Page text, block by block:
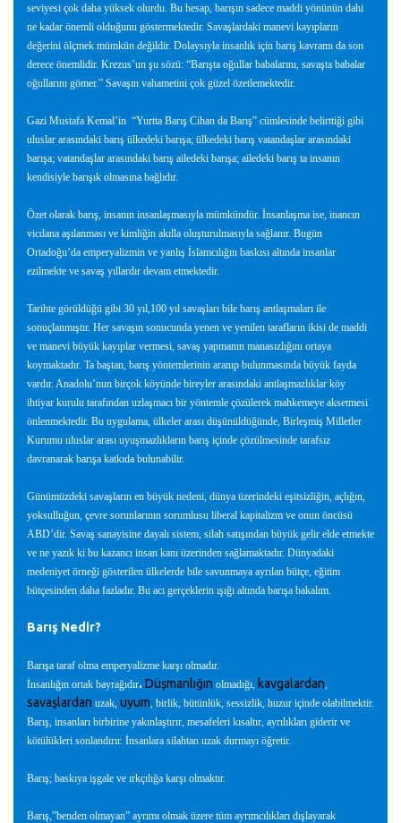
seviyesi çok daha yüksek olurdu. Bu hesap, barışın sadece maddi yönünün dahi
ne kadar önemli olduğunu göstermektedir. Savaşlardaki manevi kayıpların
değerini ölçmek mümkün değildir. Dolaysıyla insanlık için barış kavramı da son
derece önemlidir. Krezus’un şu sözü: “Barışta oğullar babalarını, savaşta babalar
oğullarını gömer.” Savaşın vahametini çok güzel özetlemektedir.
Gazi Mustafa Kemal’in “Yurtta Barış Cihan da Barış” cümlesinde belirttiği gibi
uluslar arasındaki barış ülkedeki barışa; ülkedeki barış vatandaşlar arasındaki
barışa; vatandaşlar arasındaki barış ailedeki barışa; ailedeki barış ta insanın
kendisiyle barışık olmasına bağlıdır.
Özet olarak barış, insanın insanlaşmasıyla mümkündür. İnsanlaşma ise, inancın
vicdana aşılanması ve kimliğin akılla oluşturulmasıyla sağlanır. Bugün
Ortadoğu’da emperyalizmin ve yanlış İslamcılığın baskısı altında insanlar
ezilmekte ve savaş yıllardır devam etmektedir.
Tarihte görüldüğü gibi 30 yıl,100 yıl savaşları bile barış antlaşmaları ile
sonuçlanmıştır. Her savaşın sonucunda yenen ve yenilen tarafların ikisi de maddi
ve manevi büyük kayıplar vermesi, savaş yapmanın manasızlığını ortaya
koymaktadır. Ta baştan, barış yöntemlerinin aranıp bulunmasında büyük fayda
vardır. Anadolu’nun birçok köyünde bireyler arasındaki antlaşmazlıklar köy
ihtiyar kurulu tarafından uzlaşmacı bir yöntemle çözülerek mahkemeye aksetmesi
önlenmektedir. Bu uygulama, ülkeler arası düşünüldüğünde, Birleşmiş Milletler
Kurumu uluslar arası uyuşmazlıkların barış içinde çözülmesinde tarafsız
davranarak barışa katkıda bulunabilir.
Günümüzdeki savaşların en büyük nedeni, dünya üzerindeki eşitsizliğin, açlığın,
yoksulluğun, çevre sorunlarının sorumlusu liberal kapitalizm ve onun öncüsü
ABD’dir. Savaş sanayisine dayalı sistem, silah satışından büyük gelir elde etmekte
ve ne yazık ki bu kazancı insan kanı üzerinden sağlamaktadır. Dünyadaki
medeniyet örneği gösterilen ülkelerde bile savunmaya ayrılan bütçe, eğitim
bütçesinden daha fazladır. Bu acı gerçeklerin ışığı altında barışa bakalım.
Barış Nedir?
Barışa taraf olma emperyalizme karşı olmadır.
İnsanlığın ortak bayrağıdır. Düşmanlığın olmadığı, kavgalardan,
savaşlardan uzak, uyum, birlik, bütünlük, sessizlik, huzur içinde olabilmektir.
Barış, insanları birbirine yakınlaştırır, mesafeleri kısaltır, ayrılıkları giderir ve
kötülükleri sonlandırır. İnsanlara silahtan uzak durmayı öğretir.
Barış; baskıya işgale ve ırkçılığa karşı olmaktır.
Barış,”benden olmayan” ayrımı olmak üzere tüm ayrımcılıkları dışlayarak